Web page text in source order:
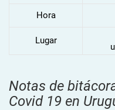
Hora
Lugar
Notas de
Covid 19 en